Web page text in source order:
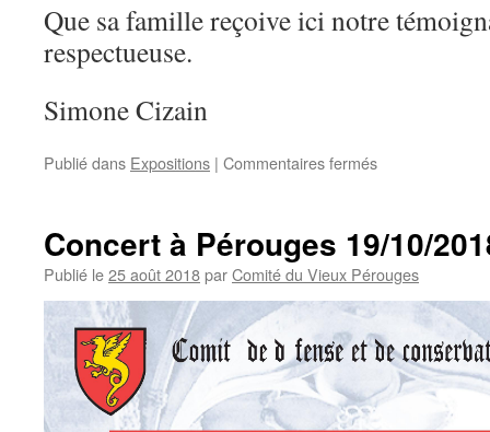
Que sa famille reçoive ici notre
respectueuse.
Simone Cizain
Publié dans Expositions | Commentaires ferméssur
Concert à Pérouges 19/10/
Publié le25 août 2018parComité du Vieux Pérouges